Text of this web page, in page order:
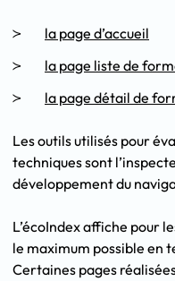
la page d’accueil
la page liste de
la page détail de
Les outils utilisés pour
techniques sont
développement du
L’écoIndex affiche pour
le maximum possible en
Certaines pages